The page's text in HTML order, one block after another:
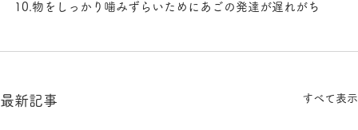
10.物をしっかり噛みずらいためにあごの発達が遅れがち
最新記事 すべて表示